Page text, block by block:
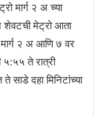
मार्ग २ अ च्या
शेवटची मेट्रो आता
२ अ आणि ७ वर
५:५५ ते रात्री
साडे दहा मिनिटांच्या